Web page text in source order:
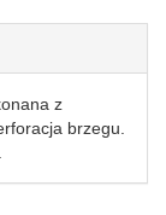
z
brzegu.